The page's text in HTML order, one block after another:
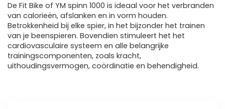
De Fit Bike of YM spinn 1000 is ideaal voor het verbranden
van calorieën, afslanken en in vorm houden.
Betrokkenheid bij elke spier, in het bijzonder het trainen
van je beenspieren. Bovendien stimuleert het het
cardiovasculaire systeem en alle belangrijke
trainingscomponenten, zoals kracht,
uithoudingsvermogen, coördinatie en behendigheid.